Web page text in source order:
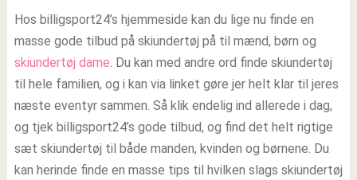
Hos billigsport24’s hjemmeside kan du lige nu finde en
masse gode tilbud på skiundertøj på til mænd, børn og
skiundertøj dame. Du kan med andre ord finde skiundertøj
til hele familien, og i kan via linket gøre jer helt klar til jeres
næste eventyr sammen. Så klik endelig ind allerede i dag,
og tjek billigsport24’s gode tilbud, og find det helt rigtige
sæt skiundertøj til både manden, kvinden og børnene. Du
kan herinde finde en masse tips til hvilken slags skiundertøj